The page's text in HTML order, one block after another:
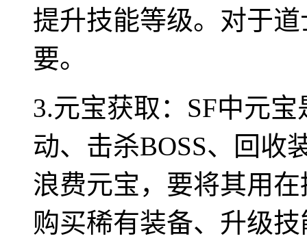
提升技能等级。对于
要。
3.元宝获取：SF中元
动、击杀BOSS、回收
浪费元宝，要将其用
购买稀有装备、升级